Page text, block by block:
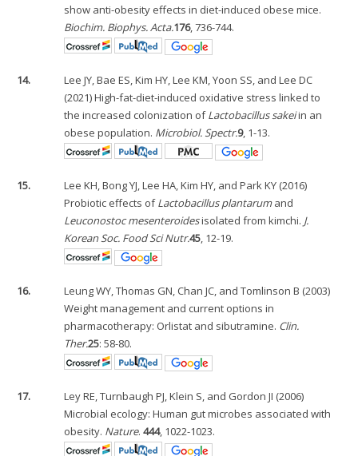
show anti-obesity effects in diet-induced obese mice.
Biochim. Biophys. Acta.176, 736-744.
14.
Lee JY, Bae ES, Kim HY, Lee KM, Yoon SS, and Lee DC
(2021) High-fat-diet-induced oxidative stress linked to
the increased colonization ofLactobacillus sakeiin an
obese population. Microbiol. Spectr.9, 1-13.
15.
Lee KH, Bong YJ, Lee HA, Kim HY, and Park KY (2016)
Probiotic effects ofLactobacillus plantarumand
Leuconostoc mesenteroidesisolated from kimchi. J.
Korean Soc. Food Sci Nutr.45, 12-19.
16.
Leung WY, Thomas GN, Chan JC, and Tomlinson B (2003)
Weight management and current options in
pharmacotherapy: Orlistat and sibutramine. Clin.
Ther.25: 58-80.
17.
Ley RE, Turnbaugh PJ, Klein S, and Gordon JI (2006)
Microbial ecology: Human gut microbes associated with
obesity. Nature.444, 1022-1023.